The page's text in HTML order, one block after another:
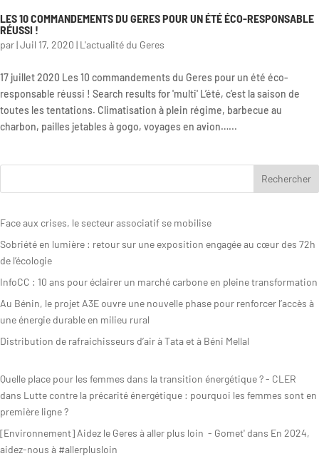
Nos
Rapport
d’activité
Offres de
services
LES 10 COMMANDEMENTS DU GERES POUR UN ÉTÉ ÉCO-RESPONSABLE
RÉUSSI !
par|Juil 17, 2020 | L'actualité du Geres
17 juillet 2020 Les 10 commandements du Geres pour un été éco-
responsable réussi ! Search results for 'multi' L’été, c’est la saison de
toutes les tentations. Climatisation à plein régime, barbecue au
charbon, pailles jetables à gogo, voyages en avion…...
Face aux crises, le secteur associatif se mobilise
Sobriété en lumière : retour sur une exposition engagée au cœur des 72h
de l’écologie
InfoCC : 10 ans pour éclairer un marché carbone en pleine transformation
Au Bénin, le projet A3E ouvre une nouvelle phase pour renforcer l’accès à
une énergie durable en milieu rural
Distribution de rafraichisseurs d’air à Tata et à Béni Mellal
Quelle place pour les femmes dans la transition énergétique ? - CLER
dans Lutte contre la précarité énergétique : pourquoi les femmes sont en
première ligne ?
[Environnement] Aidez le Geres à aller plus loin - Gomet' dans En 2024,
aidez-nous à #allerplusloin